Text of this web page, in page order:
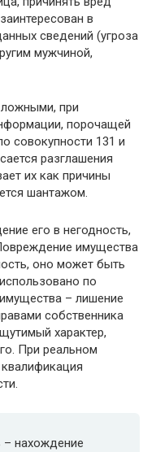
в
сведений (угроза
мужчиной,
при
порочащей
совокупности 131 и
разглашения
их как причины
шантажом.
его в негодность,
имущества
оно может быть
по
– лишение
собственника
характер,
При реальном
– нахождение